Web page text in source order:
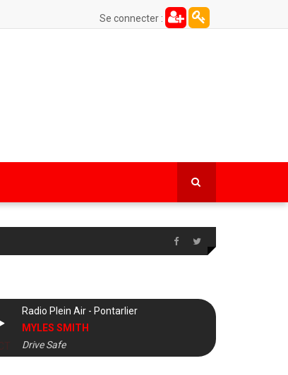
Se connecter :
Radio Plein Air - Pontarlier
MYLES SMITH
Drive Safe